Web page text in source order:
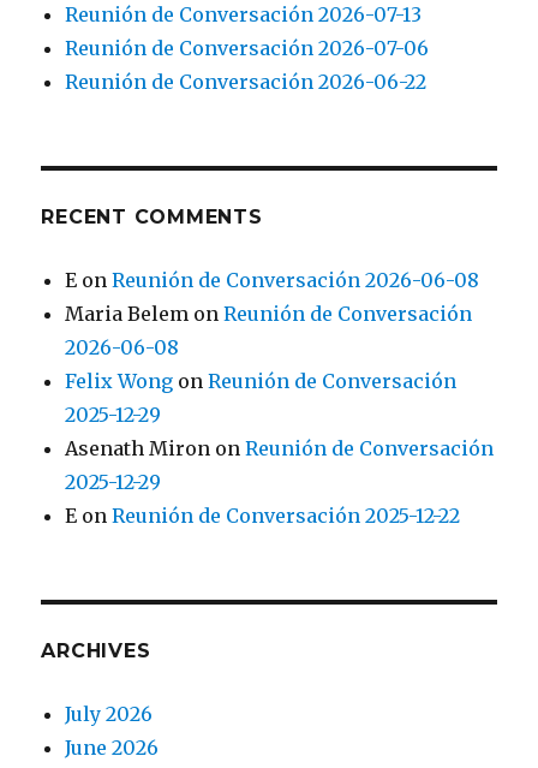
Reunión de Conversación 2026-07-13
Reunión de Conversación 2026-07-06
Reunión de Conversación 2026-06-22
RECENT COMMENTS
E onReunión de Conversación 2026-06-08
Maria Belem onReunión de Conversación
2026-06-08
Felix Wong onReunión de Conversación
2025-12-29
Asenath Miron onReunión de Conversación
2025-12-29
E onReunión de Conversación 2025-12-22
ARCHIVES
July 2026
June 2026